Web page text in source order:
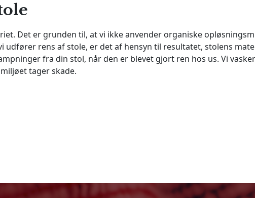
Det er grunden til, at vi ikke anvender organiske
udfører rens af stole, er det af hensyn til resultatet, stolens
fra din stol, når den er blevet gjort ren hos us. Vi
tager skade.